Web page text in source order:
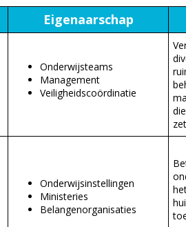
Eigenaarschap
Onderwijsteams
Management
Veiligheidscoördinatie
Onderwijsinstellingen
Ministeries
Belangenorganisaties